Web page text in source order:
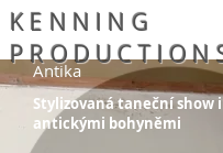
KENNING
Antika
Stylizovaná taneční show
antickými bohyněmi